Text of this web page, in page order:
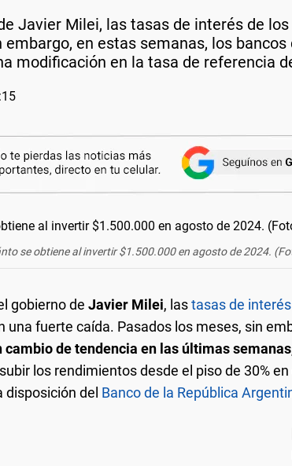
Javier Milei, las tasas de interés de
embargo, en estas semanas, los
modificación en la tasa de referencia
se obtiene al invertir $1.500.000 en agosto de 2024.
gobierno de Javier Milei, lastasas de interés
una fuerte caída. Pasados los meses, sin
cambio de tendencia en las últimas semanas
los rendimientos desde el piso de 30%
disposición del Banco de la República